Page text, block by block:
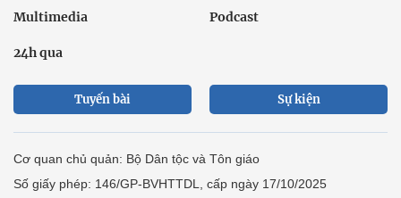
Multimedia Podcast
24h qua
Tuyến bài Sự kiện
Cơ quan chủ quản: Bộ Dân tộc và Tôn giáo
Số giấy phép: 146/GP-BVHTTDL, cấp ngày 17/10/2025